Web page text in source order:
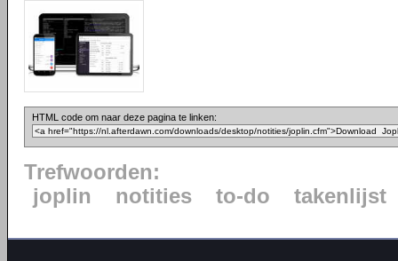
HTML code om naar deze pagina te linken:
Trefwoorden:
joplin
notities to-do takenlijst